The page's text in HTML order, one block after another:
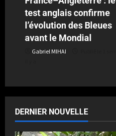
test anglais confirme
l’évolution des Bleues
avant le Mondial
Gabriel MIHAI
DERNIER NOUVELLE